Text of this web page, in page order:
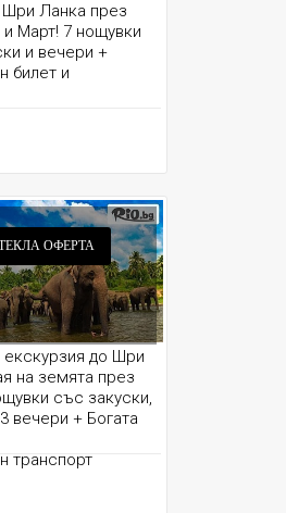
Шри Ланка през
Март! 7 нощувки
и вечери +
билет и
за Сафари
ОФЕРТА
екскурзия до Шри
на земята през
със закуски,
вечери + Богата
програма +
транспорт